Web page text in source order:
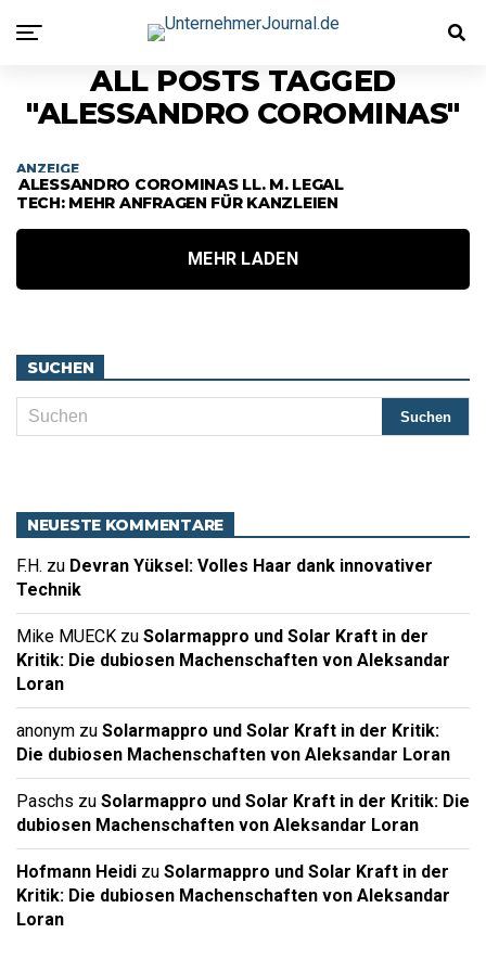
ALL POSTS TAGGED
"ALESSANDRO COROMINAS"
ANZEIGE
ALESSANDRO COROMINAS LL. M. LEGAL
TECH: MEHR ANFRAGEN FÜR KANZLEIEN
MEHR LADEN
SUCHEN
NEUESTE KOMMENTARE
F.H. zu Devran Yüksel: Volles Haar dank innovativer
Technik
Mike MUECK zu Solarmappro und Solar Kraft in der
Kritik: Die dubiosen Machenschaften von Aleksandar
Loran
anonym zu Solarmappro und Solar Kraft in der Kritik:
Die dubiosen Machenschaften von Aleksandar Loran
Paschs zu Solarmappro und Solar Kraft in der Kritik: Die
dubiosen Machenschaften von Aleksandar Loran
Hofmann Heidi zu Solarmappro und Solar Kraft in der
Kritik: Die dubiosen Machenschaften von Aleksandar
Loran